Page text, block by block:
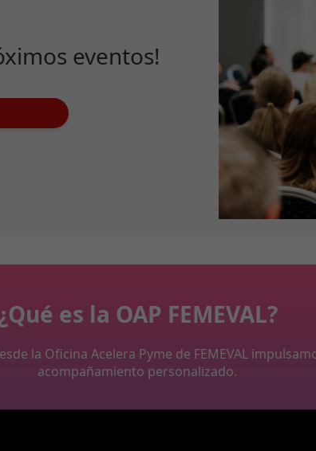
eventos!
es la OAP FEMEVAL?
la Oficina Acelera Pyme de FEMEVAL
acompañamiento personalizado.